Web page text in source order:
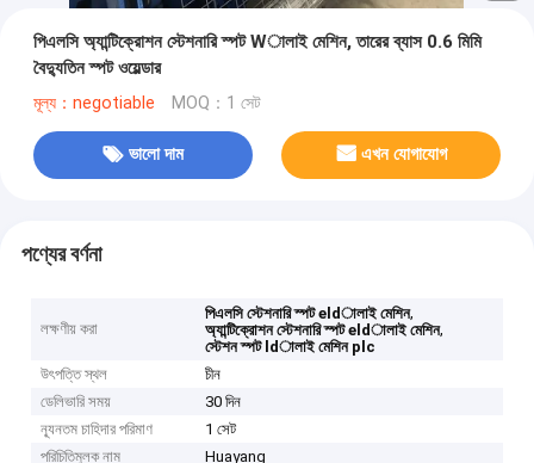
পিএলসি অ্যান্টিক্রোশন স্টেশনারি স্পট Wালাই মেশিন, তারের ব্যাস 0.6 মিমি
বৈদ্যুতিন স্পট ওয়েল্ডার
মূল্য：negotiable MOQ：1 সেট
ভালো দাম এখন যোগাযোগ
পণ্যের বর্ণনা
লক্ষণীয় করা
পিএলসি স্টেশনারি স্পট eldালাই মেশিন,
অ্যান্টিক্রোশন স্টেশনারি স্পট eldালাই মেশিন,
স্টেশন স্পট ldালাই মেশিন plc
উৎপত্তি স্থল
চীন
ডেলিভারি সময়
30 দিন
ন্যূনতম চাহিদার পরিমাণ
1 সেট
পরিচিতিমুলক নাম
Huayang